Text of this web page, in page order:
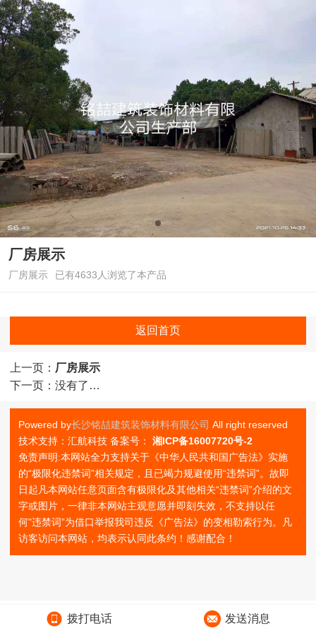
厂房展示
厂房展示 已有4633人浏览了本产品
返回首页
上一页： 厂房展示
下一页： 没有了…
Powered by长沙铭喆建筑装饰材料有限公司 All right reserved
技术支持：汇航科技 备案号：
湘ICP备16007720号-2
免责声明:本网站全力支持关于《中华人民共和国广告法》实施
的“极限化违禁词”相关规定，且已竭力规避使用“违禁词”。故即
日起凡本网站任意页面含有极限化及其他相关“违禁词”介绍的文
字或图片，一律非本网站主观意愿并即刻失效，不支持以任
何"违禁词”为借口举报我司违反《广告法》的变相勒索行为。凡
访客访问本网站，均表示认同此条约！感谢配合！
拨打电话 发送消息